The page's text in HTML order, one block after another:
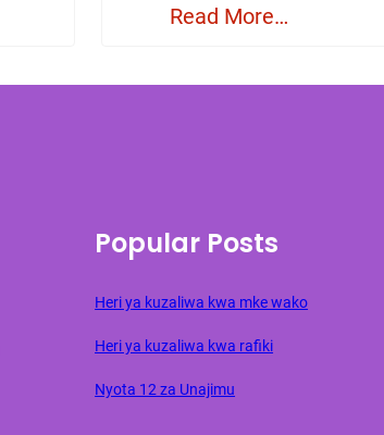
Read More…
Popular Posts
Heri ya kuzaliwa kwa mke wako
Heri ya kuzaliwa kwa rafiki
Nyota 12 za Unajimu